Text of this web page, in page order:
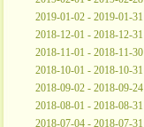
2019-01-02 - 2019-01-31
2018-12-01 - 2018-12-31
2018-11-01 - 2018-11-30
2018-10-01 - 2018-10-31
2018-09-02 - 2018-09-24
2018-08-01 - 2018-08-31
2018-07-04 - 2018-07-31